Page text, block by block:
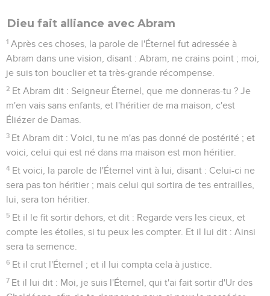
Dieu fait alliance avec Abram
1 Après ces choses, la parole de l'Éternel fut adressée à
Abram dans une vision, disant : Abram, ne crains point ; moi,
je suis ton bouclier et ta très-grande récompense.
2 Et Abram dit : Seigneur Éternel, que me donneras-tu ? Je
m'en vais sans enfants, et l'héritier de ma maison, c'est
Éliézer de Damas.
3 Et Abram dit : Voici, tu ne m'as pas donné de postérité ; et
voici, celui qui est né dans ma maison est mon héritier.
4 Et voici, la parole de l'Éternel vint à lui, disant : Celui-ci ne
sera pas ton héritier ; mais celui qui sortira de tes entrailles,
lui, sera ton héritier.
5 Et il le fit sortir dehors, et dit : Regarde vers les cieux, et
compte les étoiles, si tu peux les compter. Et il lui dit : Ainsi
sera ta semence.
6 Et il crut l'Éternel ; et il lui compta cela à justice.
7 Et il lui dit : Moi, je suis l'Éternel, qui t'ai fait sortir d'Ur des